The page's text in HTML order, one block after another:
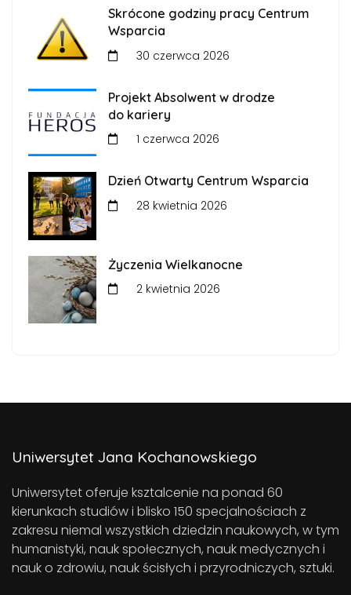
Skrócone godziny pracy Centrum
Wsparcia
30 czerwca 2026
Projekt Absolwent w drodze
do kariery
1 czerwca 2026
Dzień Otwarty Centrum Wsparcia
28 kwietnia 2026
Życzenia Wielkanocne
2 kwietnia 2026
Uniwersytet Jana Kochanowskiego
Uniwersytet oferuje ksztalcenie na ponad 60
kierunkach studiów i blisko 150 specjalnościach z
zakresu niemal wszystkich dziedzin naukowych, w tym
humanistyki, nauk społecznych, nauk medycznych i
nauk o zdrowiu, nauk ścisłych i przyrodniczych, sztuki.